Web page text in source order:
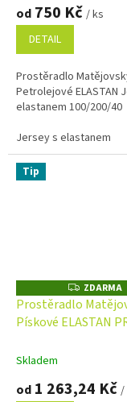
od 750 Kč / ks
DETAIL
Prostěradlo
Petrolejové ELASTAN
elastanem 100/200/40
Jersey s elastanem
Tip
Z
D
A
R
ZDARMA
Prostěradlo
Pískové ELASTAN
PREMIUM
Skladem
od 1 263,24 Kč /